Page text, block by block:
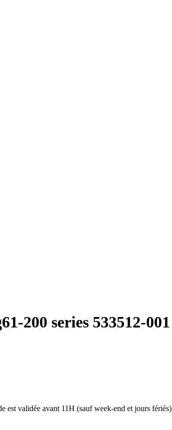
200 series 533512-001
est validée avant 11H (sauf week-end et jours fériés)